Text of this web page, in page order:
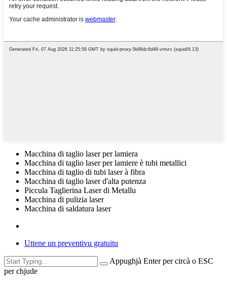
Macchina di taglio laser per lamiera
Macchina di taglio laser per lamiere è tubi metallici
Macchina di taglio di tubi laser à fibra
Macchina di taglio laser d'alta putenza
Piccula Taglierina Laser di Metallu
Macchina di pulizia laser
Macchina di saldatura laser
Uttene un preventivu gratuitu
Appughjà Enter per circà o ESC
per chjude